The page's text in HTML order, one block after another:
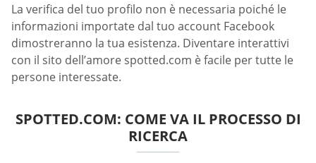
La verifica del tuo profilo non è necessaria poiché le
informazioni importate dal tuo account Facebook
dimostreranno la tua esistenza. Diventare interattivi
con il sito dell’amore spotted.com è facile per tutte le
persone interessate.
SPOTTED.COM: COME VA IL PROCESSO DI
RICERCA